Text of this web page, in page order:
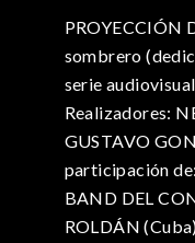
PROYECCIÓN
sombrero
serie
Realizadores:
GUSTAVO
participación
BAND DEL
ROLDÁN